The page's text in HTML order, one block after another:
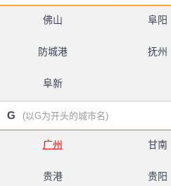
佛山 阜阳
防城港 抚州
阜新
G (以G为开头的城市名)
广州 甘南
贵港 贵阳